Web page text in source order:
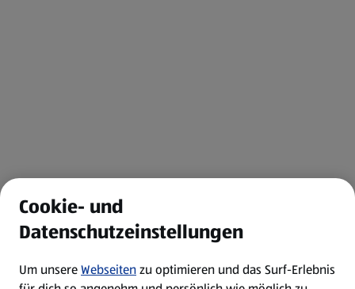
Cookie- und
Datenschutzeinstellungen
Um unsereWebseitenzu optimieren und das Surf-Erlebnis